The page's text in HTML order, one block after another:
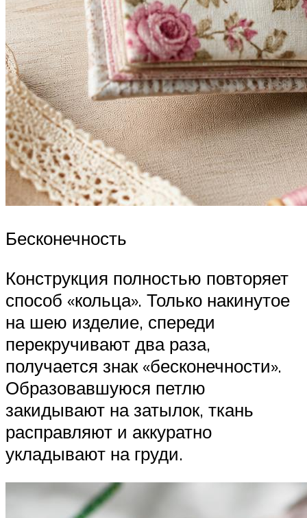
Бесконечность
Конструкция полностью повторяет
способ «кольца». Только накинутое
на шею изделие, спереди
перекручивают два раза,
получается знак «бесконечности».
Образовавшуюся петлю
закидывают на затылок, ткань
расправляют и аккуратно
укладывают на груди.